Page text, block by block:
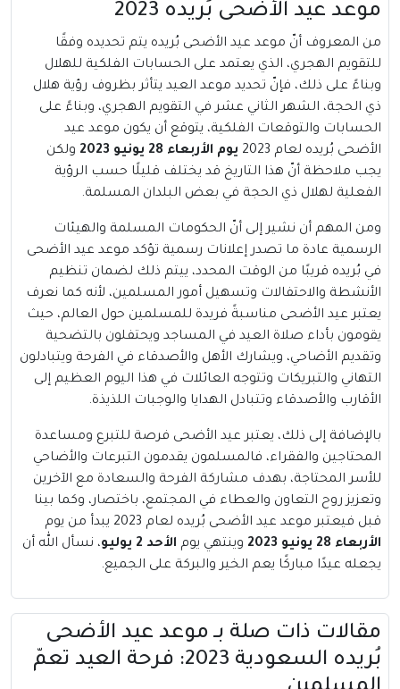
موعد عيد الأضحى بُريده 2023
من المعروف أنّ موعد عيد الأضحى بُريده يتم تحديده وفقًا
للتقويم الهجري، الذي يعتمد على الحسابات الفلكية للهلال
وبناءً على ذلك، فإنّ تحديد موعد العيد يتأثر بظروف رؤية هلال
ذي الحجة، الشهر الثاني عشر في التقويم الهجري، وبناءً على
الحسابات والتوقعات الفلكية، يتوقع أن يكون موعد عيد
الأضحى بُريده لعام 2023
يوم الأربعاء 28 يونيو 2023
ولكن
يجب ملاحظة أنّ هذا التاريخ قد يختلف قليلًا حسب الرؤية
الفعلية لهلال ذي الحجة في بعض البلدان المسلمة.
ومن المهم أن نشير إلى أنّ الحكومات المسلمة والهيئات
الرسمية عادة ما تصدر إعلانات رسمية تؤكد موعد عيد الأضحى
في بُريده قريبًا من الوقت المحدد، ييتم ذلك لضمان تنظيم
الأنشطة والاحتفالات وتسهيل أمور المسلمين، لأنه كما نعرف
يعتبر عيد الأضحى مناسبةً فريدة للمسلمين حول العالم، حيث
يقومون بأداء صلاة العيد في المساجد ويحتفلون بالتضحية
وتقديم الأضاحي، ويشارك الأهل والأصدقاء في الفرحة ويتبادلون
التهاني والتبريكات وتتوجه العائلات في هذا اليوم العظيم إلى
الأقارب والأصدقاء وتتبادل الهدايا والوجبات اللذيذة.
بالإضافة إلى ذلك، يعتبر عيد الأضحى فرصة للتبرع ومساعدة
المحتاجين والفقراء، فالمسلمون يقدمون التبرعات والأضاحي
للأسر المحتاجة، بهدف مشاركة الفرحة والسعادة مع الآخرين
وتعزيز روح التعاون والعطاء في المجتمع، باختصار، وكما بينا
قبل فيعتبر موعد عيد الأضحى بُريده لعام 2023 يبدأ من يوم
الأربعاء 28 يونيو 2023
وينتهي يوم الأحد 2 يوليو
، نسأل الله أن
يجعله عيدًا مباركًا يعم الخير والبركة على الجميع.
مقالات ذات صلة بــ موعد عيد الأضحى
بُريده السعودية 2023: فرحة العيد تعمّ